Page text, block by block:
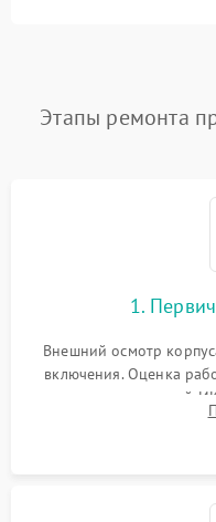
Этапы ремонта
1.
Внешний осмотр
включения. Оценка
проверка встроенной
прицельной сетки.